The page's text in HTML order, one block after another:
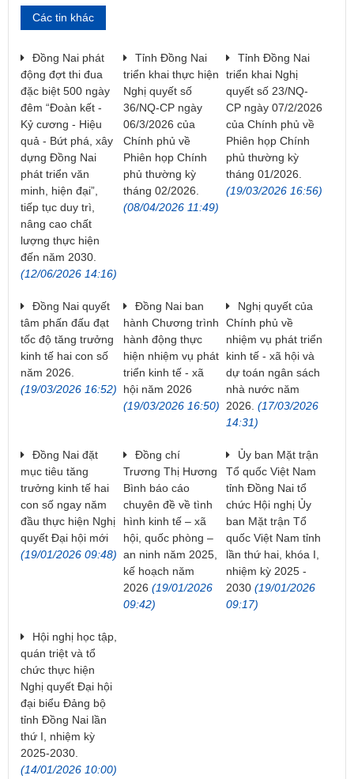
Các tin khác
Đồng Nai phát
động đợt thi đua
đặc biệt 500 ngày
đêm “Đoàn kết -
Kỷ cương - Hiệu
quả - Bứt phá, xây
dựng Đồng Nai
phát triển văn
minh, hiện đại”,
tiếp tục duy trì,
nâng cao chất
lượng thực hiện
đến năm 2030.
(12/06/2026 14:16)
Tỉnh Đồng Nai
triển khai thực hiện
Nghị quyết số
36/NQ-CP ngày
06/3/2026 của
Chính phủ về
Phiên họp Chính
phủ thường kỳ
tháng 02/2026.
(08/04/2026 11:49)
Tỉnh Đồng Nai
triển khai Nghị
quyết số 23/NQ-
CP ngày 07/2/2026
của Chính phủ về
Phiên họp Chính
phủ thường kỳ
tháng 01/2026.
(19/03/2026 16:56)
Đồng Nai quyết
tâm phấn đấu đạt
tốc độ tăng trưởng
kinh tế hai con số
năm 2026.
(19/03/2026 16:52)
Đồng Nai ban
hành Chương trình
hành động thực
hiện nhiệm vụ phát
triển kinh tế - xã
hội năm 2026
(19/03/2026 16:50)
Nghị quyết của
Chính phủ về
nhiệm vụ phát triển
kinh tế - xã hội và
dự toán ngân sách
nhà nước năm
2026. (17/03/2026
14:31)
Đồng Nai đặt
mục tiêu tăng
trưởng kinh tế hai
con số ngay năm
đầu thực hiện Nghị
quyết Đại hội mới
(19/01/2026 09:48)
Đồng chí
Trương Thị Hương
Bình báo cáo
chuyên đề về tình
hình kinh tế – xã
hội, quốc phòng –
an ninh năm 2025,
kế hoạch năm
2026 (19/01/2026
09:42)
Ủy ban Mặt trận
Tổ quốc Việt Nam
tỉnh Đồng Nai tổ
chức Hội nghị Ủy
ban Mặt trận Tổ
quốc Việt Nam tỉnh
lần thứ hai, khóa I,
nhiệm kỳ 2025 -
2030(19/01/2026
09:17)
Hội nghị học tập,
quán triệt và tổ
chức thực hiện
Nghị quyết Đại hội
đại biểu Đảng bộ
tỉnh Đồng Nai lần
thứ I, nhiệm kỳ
2025-2030.
(14/01/2026 10:00)